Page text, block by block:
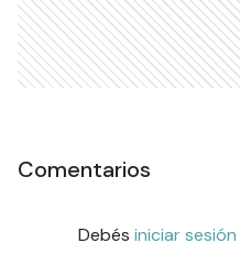
Comentarios
Debés iniciar sesión